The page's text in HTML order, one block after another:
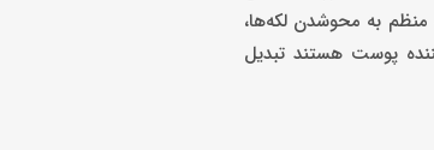
منظم به محوشدن لکه‌ها،
پوست هستند تبدیل